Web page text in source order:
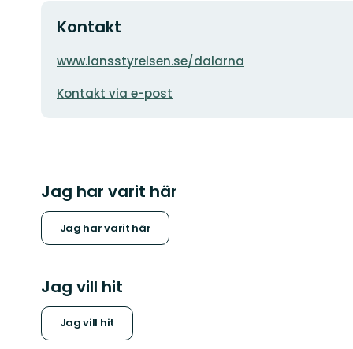
Kontakt
Adress
www.lansstyrelsen.se/dalarna
postadress
Kontakt via e-post
Jag har varit här
Jag har varit här
Jag vill hit
Jag vill hit